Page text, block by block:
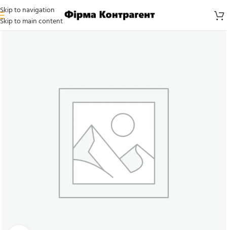
Skip to navigation
Skip to main content